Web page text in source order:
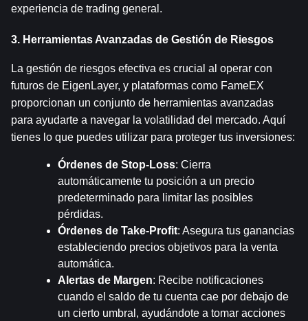
experiencia de trading general.
3. Herramientas Avanzadas de Gestión de Riesgos
La gestión de riesgos efectiva es crucial al operar con
futuros de EigenLayer, y plataformas como FameEX
proporcionan un conjunto de herramientas avanzadas
para ayudarte a navegar la volatilidad del mercado. Aquí
tienes lo que puedes utilizar para proteger tus inversiones:
Órdenes de Stop-Loss: Cierra
automáticamente tu posición a un precio
predeterminado para limitar las posibles
pérdidas.
Órdenes de Take-Profit: Asegura tus ganancias
estableciendo precios objetivos para la venta
automática.
Alertas de Margen: Recibe notificaciones
cuando el saldo de tu cuenta cae por debajo de
un cierto umbral, ayudándote a tomar acciones